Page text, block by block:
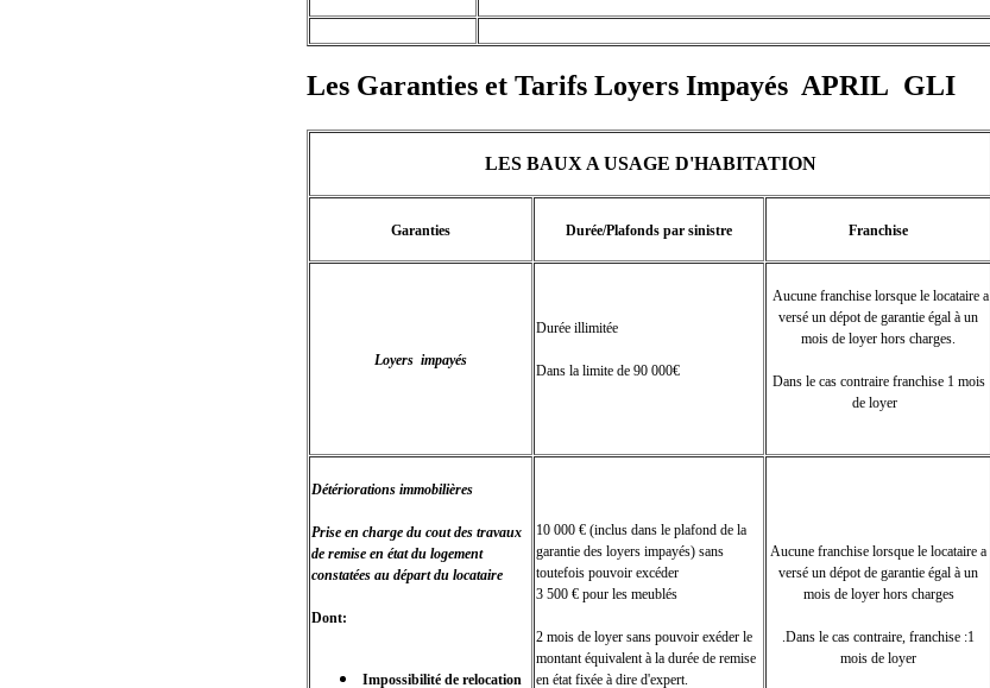
Les Garanties et Tarifs Loyers Impayés APRIL GLI
LES BAUX A USAGE D'HABITATION
Garanties Durée/Plafonds par sinistre Franchise
Loyers impayés
Durée illimitée
Dans la limite de 90 000€
Aucune franchise lorsque le locataire a
versé un dépot de garantie égal à un
mois de loyer hors charges.
Dans le cas contraire franchise 1 mois
de loyer
Détériorations immobilières
Prise en charge du cout des travaux
de remise en état du logement
constatées au départ du locataire
Dont:
Impossibilité de relocation
10 000 € (inclus dans le plafond de la
garantie des loyers impayés) sans
toutefois pouvoir excéder
3 500 € pour les meublés
2 mois de loyer sans pouvoir exéder le
montant équivalent à la durée de remise
en état fixée à dire d'expert.
Aucune franchise lorsque le locataire a
versé un dépot de garantie égal à un
mois de loyer hors charges
.Dans le cas contraire, franchise :1
mois de loyer